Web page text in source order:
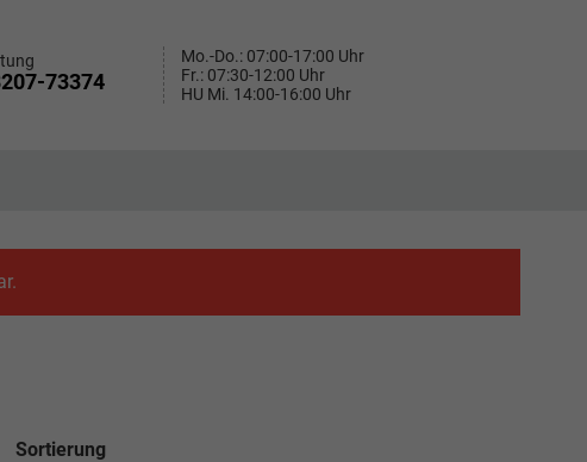
73374
Mo.-Do.: 07:00-17:00 Uhr
Fr.: 07:30-12:00 Uhr
HU Mi. 14:00-16:00 Uhr
Sortierung